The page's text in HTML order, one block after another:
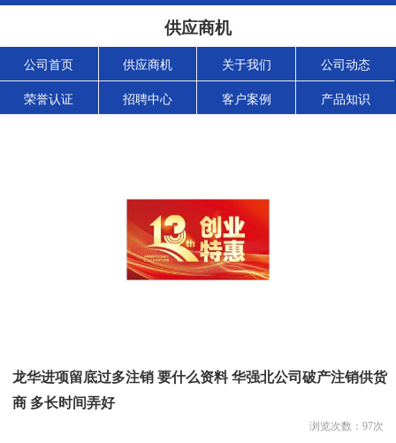
供应商机
公司首页 供应商机 关于我们 公司动态
荣誉认证 招聘中心 客户案例 产品知识
龙华进项留底过多注销 要什么资料 华强北公司破产注销供货
商 多长时间弄好
浏览次数： 97次